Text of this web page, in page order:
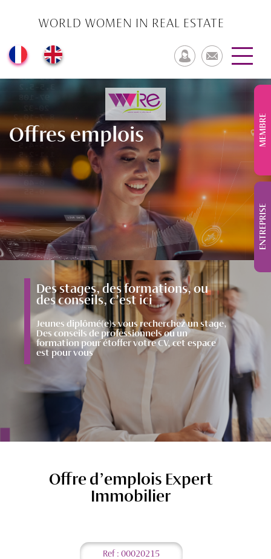
ENTREPRISE
MEMBRE
WORLD WOMEN IN REAL ESTATE
Offres emplois
Des stages, des formations, ou
des conseils, c’est ici
Jeunes diplômé(e)s vous recherchez un stage,
Des conseils de professionnels ou un
formation pour étoffer votre CV, cet espace
est pour vous
Offre d’emplois Expert
Immobilier
Ref : 00020215